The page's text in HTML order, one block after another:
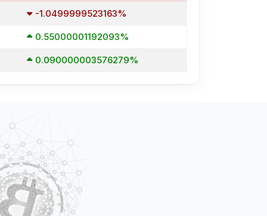
-1.0499999523163%
0.55000001192093%
0.090000003576279%